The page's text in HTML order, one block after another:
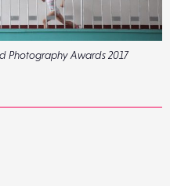
Photography Awards 2017